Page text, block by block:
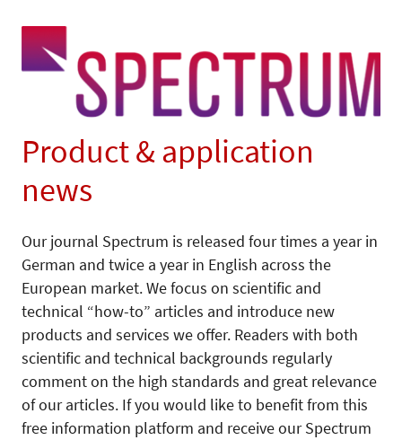
Product & application
news
Our journal Spectrum is released four times a year in
German and twice a year in English across the
European market. We focus on scientific and
technical “how-to” articles and introduce new
products and services we offer. Readers with both
scientific and technical backgrounds regularly
comment on the high standards and great relevance
of our articles. If you would like to benefit from this
free information platform and receive our Spectrum